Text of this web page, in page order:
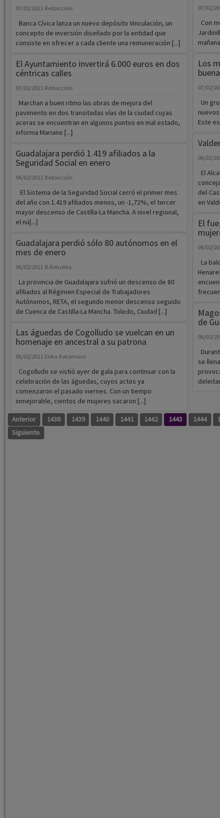
07/02/2011 Redacción
Banca Cívica lanza un nuevo depósito Vinculación, un
concepto de inversión diseñado por la entidad que
consiste en ofrecer a cada cliente una remuneración [...]
El Ayuntamiento invertirá 6.000 euros en dos
céntricas calles
07/02/2011 Redacción
Marchan a buen ritmo las obras de mejora del
pavimento en dos transitadas vías de la ciudad cuyas
aceras se encuentran en algunos puntos en mal estado,
informa Mariano [...]
Guadalajara perdió 1.419 afiliados a la
Seguridad Social en enero
06/02/2011 Redacción
El Sistema de la Seguridad Social cerró el primer mes
del año con 1.419 afiliados menos, un -1,72%, el tercer
mayor descenso de Castilla-La Mancha. A nivel regional,
el nú[...]
Guadalajara perdió sólo 80 autónomos en el
mes de enero
06/02/2011 B.Retuerta
La provincia de Guadalajara sufrió un descenso de 80
afiliados al Régimen Especial de Trabajadores
Autónomos, RETA, el segundo menor descenso seguido
de Cuenca de Castilla-La Mancha. Toledo, Ciudad [...]
Las águedas de Cogolludo se vuelcan en un
homenaje en ancestral a su patrona
06/02/2011 Erika Katamoro
Cogolludo se vistió ayer de gala para continuar con la
celebración de las águedas, cuyos actos ya
comenzaron el pasado viernes. Con un tiempo
inmejorable, cientos de mujeres sacaron [...]
07/02/
Con
Los
07/02/
Un
Este
06/02/
El
del
en
El
06/02/
La
de
06/02/
se
Anterior 1438 1439 1440 1441 1442 1443 1444
Siguiente